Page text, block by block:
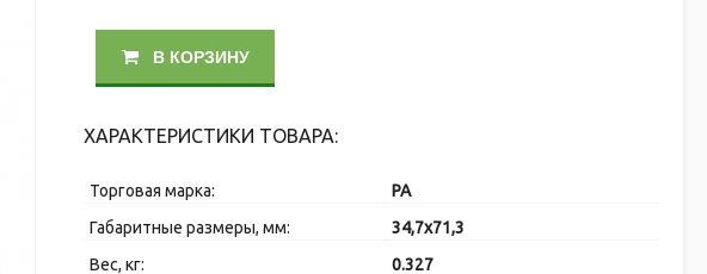
В КОРЗИНУ
ХАРАКТЕРИСТИКИ ТОВАРА:
Торговая марка:
PA
Габаритные размеры, мм:
34,7х71,3
Вес, кг:
0.327